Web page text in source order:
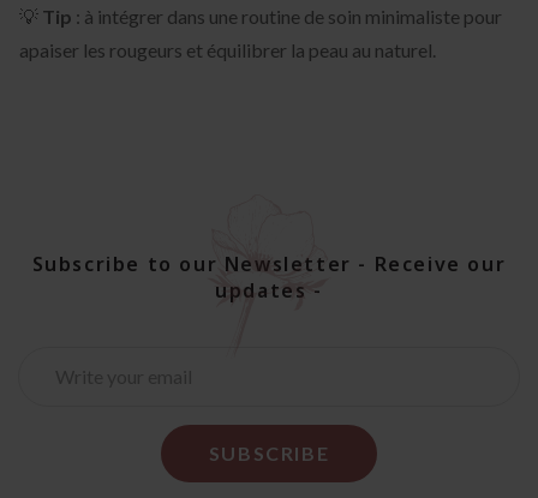
💡 Tip : à intégrer dans une routine de soin minimaliste pour
apaiser les rougeurs et équilibrer la peau au naturel.
Subscribe to our Newsletter - Receive our
updates -